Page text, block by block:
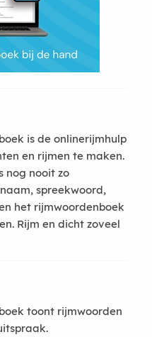
is de onlinerijmhulp
en rijmen te maken.
nog nooit zo
spreekwoord,
het rijmwoordenboek
Rijm en dicht zoveel
toont rijmwoorden